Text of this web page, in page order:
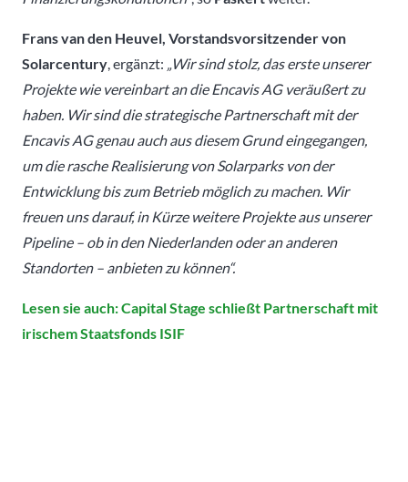
Frans van den Heuvel, Vorstandsvorsitzender von
Solarcentury, ergänzt: „Wir sind stolz, das erste unserer
Projekte wie vereinbart an die Encavis AG veräußert zu
haben. Wir sind die strategische Partnerschaft mit der
Encavis AG genau auch aus diesem Grund eingegangen,
um die rasche Realisierung von Solarparks von der
Entwicklung bis zum Betrieb möglich zu machen. Wir
freuen uns darauf, in Kürze weitere Projekte aus unserer
Pipeline – ob in den Niederlanden oder an anderen
Standorten – anbieten zu können“.
Lesen sie auch: Capital Stage schließt Partnerschaft mit
irischem Staatsfonds ISIF